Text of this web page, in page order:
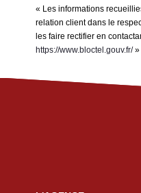
« Les informations
relation client dans le
les faire rectifier en
https://www.bloctel.gouv.fr/»